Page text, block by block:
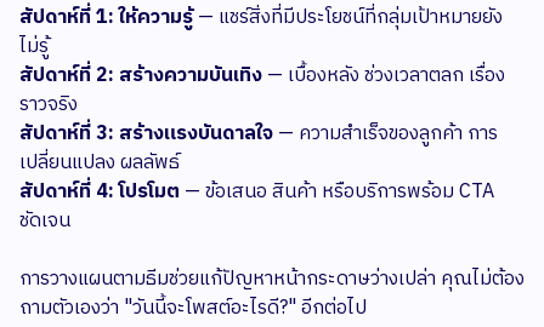
สัปดาห์ที่ 1: ให้ความรู้— แชร์สิ่งที่มีประโยชน์ที่กลุ่มเป้าหมายยัง
ไม่รู้
สัปดาห์ที่ 2: สร้างความบันเทิง— เบื้องหลัง ช่วงเวลาตลก เรื่อง
ราวจริง
สัปดาห์ที่ 3: สร้างแรงบันดาลใจ— ความสำเร็จของลูกค้า การ
เปลี่ยนแปลง ผลลัพธ์
สัปดาห์ที่ 4: โปรโมต — ข้อเสนอ สินค้า หรือบริการพร้อม CTA
ชัดเจน
การวางแผนตามธีมช่วยแก้ปัญหาหน้ากระดาษว่างเปล่า คุณไม่ต้อง
ถามตัวเองว่า "วันนี้จะโพสต์อะไรดี?" อีกต่อไป